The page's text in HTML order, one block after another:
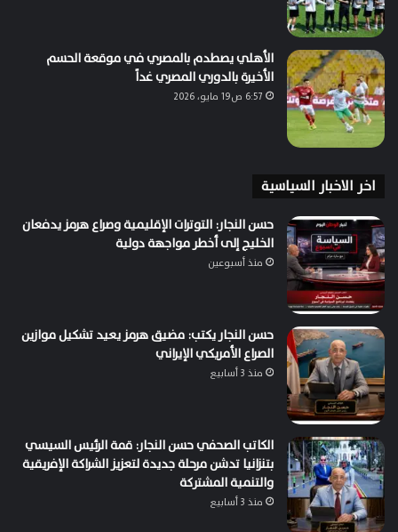
الأهلي يصطدم بالمصري في موقعة الحسم
الأخيرة بالدوري المصري غداً
6:57 ص19 مايو، 2026
اخر الاخبار السياسية
حسن النجار: التوترات الإقليمية وصراع هرمز يدفعان
الخليج إلى أخطر مواجهة دولية
منذ أسبوعين
حسن النجار يكتب: مضيق هرمز يعيد تشكيل موازين
الصراع الأمريكي الإيراني
منذ 3 أسابيع
الكاتب الصحفي حسن النجار: قمة الرئيس السيسي
بتنزانيا تدشن مرحلة جديدة لتعزيز الشراكة الإفريقية
والتنمية المشتركة
منذ 3 أسابيع